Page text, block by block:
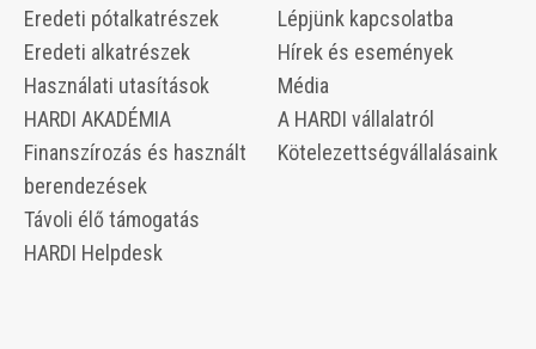
​​Eredeti pótalkatrészek
Eredeti alkatrészek
​​Használati utasítások
​​HARDI AKADÉMIA
​​Finanszírozás és használt
berendezések
Távoli élő támogatás
HARDI Helpdesk
​​Lépjünk kapcsolatba
​​Hírek és események
Média
​​A HARDI vállalatról
​​Kötelezettségvállalásaink